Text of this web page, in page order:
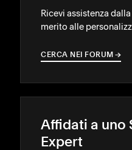
Ricevi assistenza
merito alle
CERCA NEI FORUM →
→
Affidati a uno
Expert